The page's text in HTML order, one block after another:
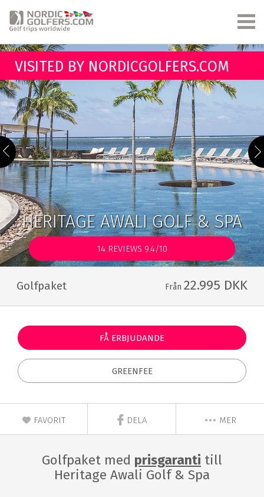
VISITED BY NORDICGOLFERS.COM
HERITAGE AWALI GOLF & SPA
14REVIEWS 9.4/10
Golfpaket Från 22.995 DKK
FÅ ERBJUDANDE
GREENFEE
FAVORIT DELA MER
Golfpaket med prisgaranti till
Heritage Awali Golf & Spa